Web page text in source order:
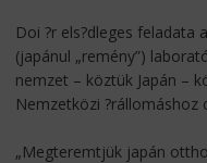
Doi ?r els?dleges feladata
(japánul „remény”)
nemzet – köztük Japán –
Nemzetközi ?rállomáshoz
„Megteremtjük japán